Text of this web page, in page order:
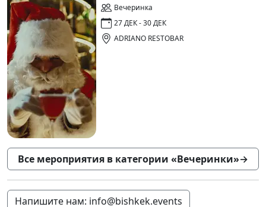
Вечеринка
27 ДЕК - 30 ДЕК
ADRIANO RESTOBAR
Все мероприятия в категории «Вечеринки»→
Напишите нам: info@bishkek.events